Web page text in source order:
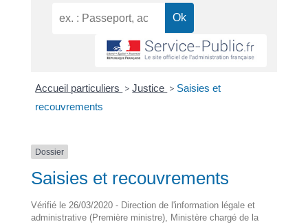
Accueil particuliers > Justice > Saisies et
recouvrements
Dossier
Saisies et recouvrements
Vérifié le 26/03/2020 - Direction de l'information légale et
administrative (Première ministre), Ministère chargé de la